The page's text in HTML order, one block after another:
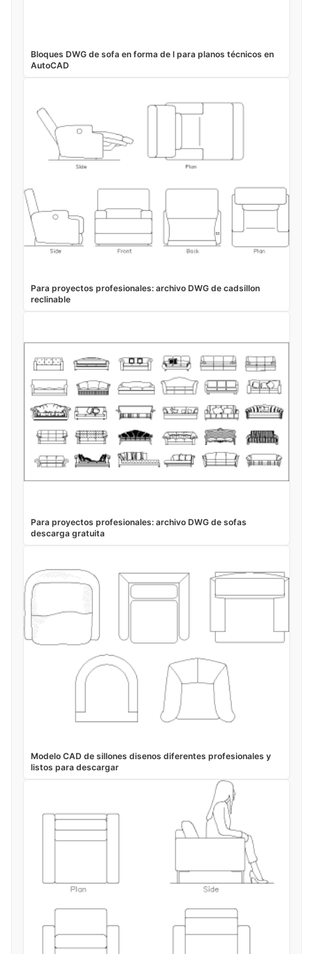
Bloques DWG de sofa en forma de l para planos técnicos en
AutoCAD
Para proyectos profesionales: archivo DWG de cadsillon
reclinable
Para proyectos profesionales: archivo DWG de sofas
descarga gratuita
Modelo CAD de sillones disenos diferentes profesionales y
listos para descargar